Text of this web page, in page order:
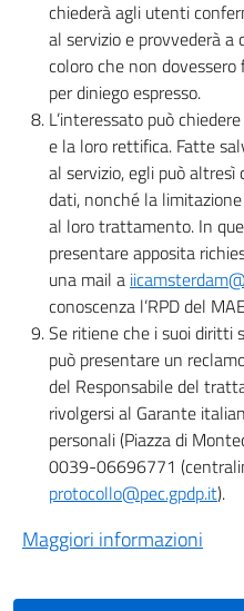
chiederà agli utenti
al servizio e provvederà a
coloro che non
per diniego espresso.
L’interessato può
e la loro rettifica. Fatte
al servizio, egli può
dati, nonché la
al loro trattamento. In
presentare apposita
una mail a
conoscenza l’RPD del
Se ritiene che i suoi diritti
può presentare un
del Responsabile del
rivolgersi al Garante
personali (Piazza di
0039-06696771
protocollo@pec.gpdp.it).
Maggiori informazioni